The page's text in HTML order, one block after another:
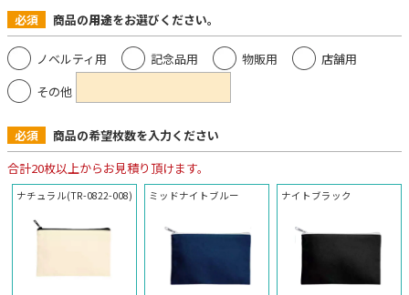
必須 商品の用途をお選びください。
ノベルティ用 記念品用 物販用
店舗用
その他
必須
商品の希望枚数を入力ください
合計20枚以上からお見積り頂けます。
ナチュラル(TR-0822-008) ミッドナイトブルー ナイトブラック